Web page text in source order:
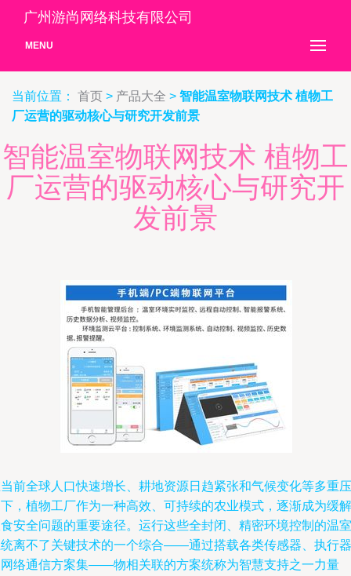
广州游尚网络科技有限公司
MENU
当前位置： 首页 > 产品大全 > 智能温室物联网技术 植物工
厂运营的驱动核心与研究开发前景
智能温室物联网技术 植物工
厂运营的驱动核心与研究开
发前景
前全球人口快速增长、耕地资源日趋紧张和气候变化等多重压
，植物工厂作为一种高效、可持续的农业模式，逐渐成为缓解
安全问题的重要途径。运行这些全封闭、精密环境控制的温室
离不了关键技术的一个综合——通过搭载各类传感器、执行器
络通信方案集——物相关联的方案统称为智慧支持之一力量